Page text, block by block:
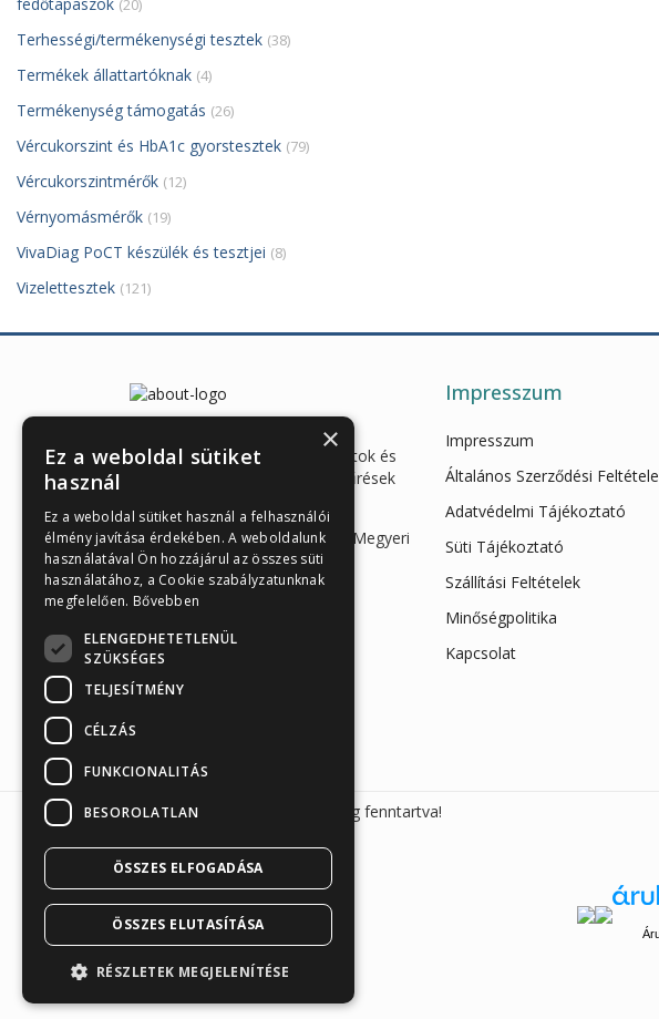
(20)
Terhességi/termékenységi tesztek (38)
Termékek állattartóknak (4)
Termékenység támogatás (26)
Vércukorszint és HbA1c gyorstesztek (79)
Vércukorszintmérők (12)
Vérnyomásmérők (19)
VivaDiag PoCT készülék és tesztjei (8)
Vizelettesztek (121)
Enzimes béldaganatszűrés,
hasnyálmirigy funkciós vizsgálatok és
egészségügyi gyorstesztek, szűrések
Iroda és raktár: 7623 Pécs, Megyeri
út 26.
+36 30 865 7792
Impresszum
Impresszum
Általános Szerződési
Adatvédelmi Tájékoztató
Süti Tájékoztató
Szállítási Feltételek
Minőségpolitika
Kapcsolat
Sunmed Kft. 2026 © Minden jog fenntartva!
×
Ez a weboldal sütiket
használ
Ez a weboldal sütiket használ a felhasználói
élmény javítása érdekében. A weboldalunk
használatával Ön hozzájárul az összes süti
használatához, a Cookie szabályzatunknak
megfelelően. Bővebben
ELENGEDHETETLENÜL
SZÜKSÉGES
TELJESÍTMÉNY
CÉLZÁS
FUNKCIONALITÁS
BESOROLATLAN
ÖSSZES ELFOGADÁSA
ÖSSZES ELUTASÍTÁSA
RÉSZLETEK MEGJELENÍTÉSE